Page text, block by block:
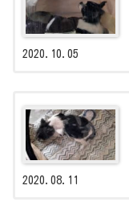
2020.10.05
2020.08.11